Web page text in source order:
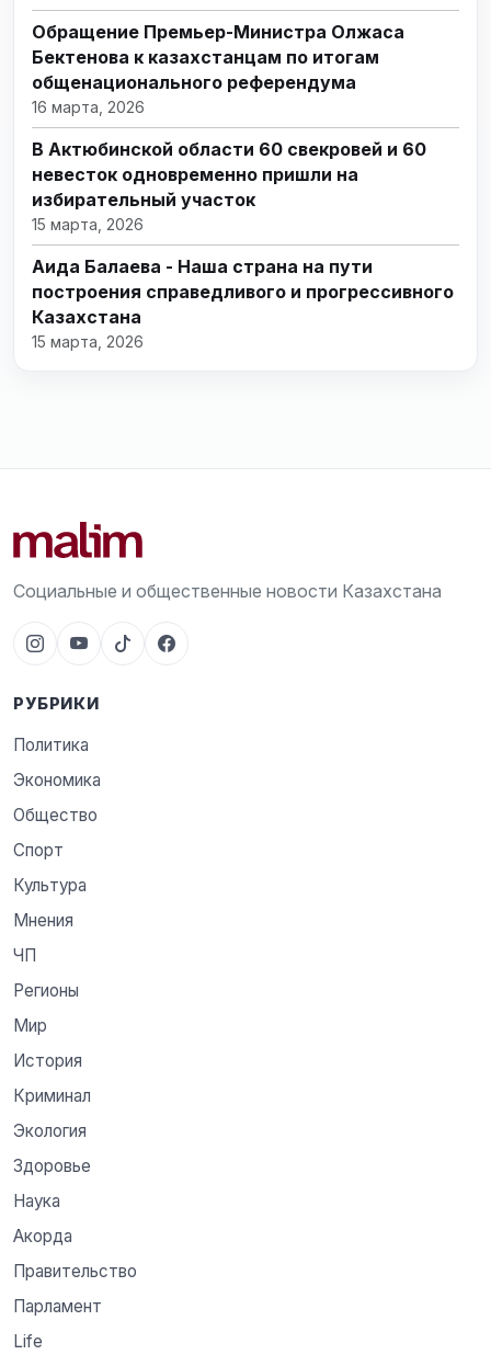
Обращение Премьер-Министра Олжаса
Бектенова к казахстанцам по итогам
общенационального референдума
16 марта, 2026
В Актюбинской области 60 свекровей и 60
невесток одновременно пришли на
избирательный участок
15 марта, 2026
Аида Балаева - Наша страна на пути
построения справедливого и прогрессивного
Казахстана
15 марта, 2026
Социальные и общественные новости Казахстана
РУБРИКИ
Политика
Экономика
Общество
Спорт
Культура
Мнения
ЧП
Регионы
Мир
История
Криминал
Экология
Здоровье
Наука
Акорда
Правительство
Парламент
Life